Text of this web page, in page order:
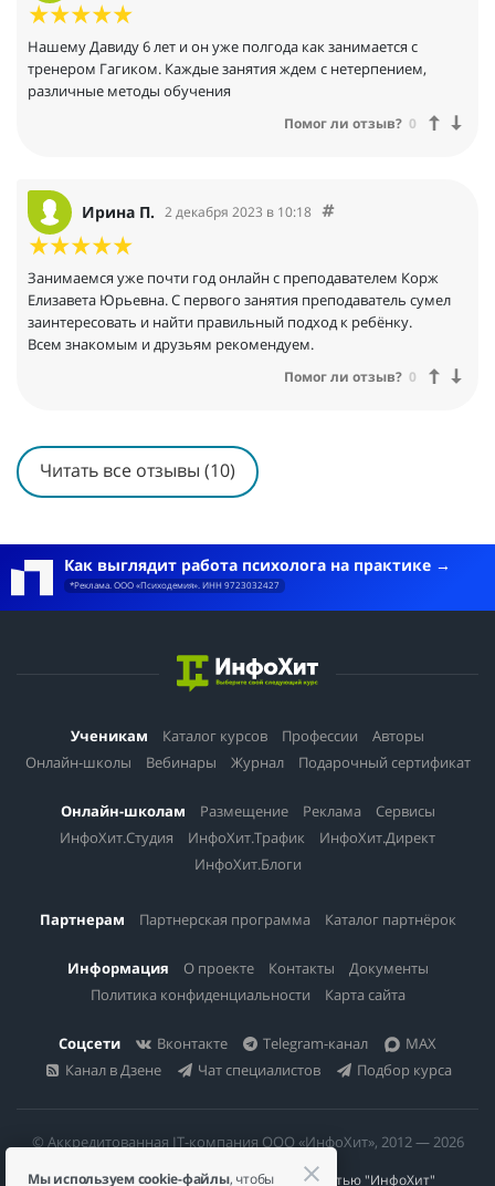
Нашему Давиду 6 лет и он уже полгода как занимается с
тренером Гагиком. Каждые занятия ждем с нетерпением,
различные методы обучения
Помог ли отзыв? 0
Ирина П. 2 декабря 2023 в 10:18
Занимаемся уже почти год онлайн с преподавателем Корж
Елизавета Юрьевна. С первого занятия преподаватель сумел
заинтересовать и найти правильный подход к ребёнку.
Всем знакомым и друзьям рекомендуем.
Помог ли отзыв? 0
Читать все отзывы (10)
Как выглядит работа психолога на практике
*Реклама. ООО «Психодемия». ИНН 9723032427
Ученикам Каталог курсов Профессии
Авторы
Онлайн-школы
Вебинары Журнал Подарочный сертификат
Онлайн-школам Размещение Реклама
Сервисы
ИнфоХит.Студия
ИнфоХит.Трафик
ИнфоХит.Директ
ИнфоХит.Блоги
Партнерам Партнерская программа Каталог партнёрок
Информация О проекте Контакты
Документы
Политика конфиденциальности
Карта сайта
Соцсети Вконтакте Telegram-канал
MAX
Канал в Дзене
Чат специалистов Подбор курса
© Аккредитованная IT-компания ООО «ИнфоХит», 2012 — 2026
Общество с ограниченной ответственностью "ИнфоХит"
Мы используем cookie-файлы, чтобы